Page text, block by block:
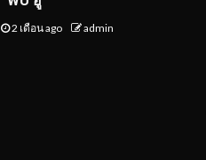
2 เดือน ago admin